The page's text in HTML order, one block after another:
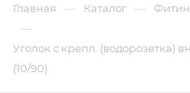
Главная — Каталог —
—
Уголок с крепл. (водорозетка)
(10/90)